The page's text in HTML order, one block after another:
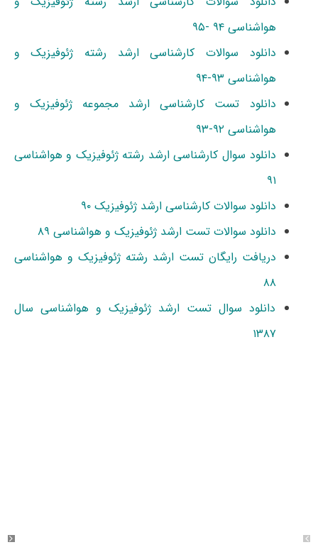
هواشناسی ۹۴ -۹۵
دانلود سوالات کارشناسی ارشد رشته ژئوفیزیک و
هواشناسی ۹۳-۹۴
دانلود تست کارشناسی ارشد مجموعه ژئوفیزیک و
هواشناسی ۹۲-۹۳
دانلود سوال کارشناسی ارشد رشته ژئوفیزیک و هواشناسی
۹۱
دانلود سوالات کارشناسی ارشد ژئوفیزیک ۹۰
دانلود سوالات تست ارشد ژئوفیزیک و هواشناسی ۸۹
دریافت رایگان تست ارشد رشته ژئوفیزیک و هواشناسی
۸۸
دانلود سوال تست ارشد ژئوفیزیک و هواشناسی سال
۱۳۸۷